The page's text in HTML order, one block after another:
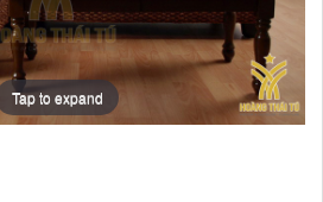
Tap to expand